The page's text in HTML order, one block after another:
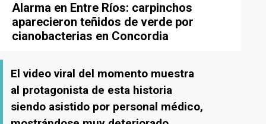
Alarma en Entre Ríos: carpinchos
aparecieron teñidos de verde por
cianobacterias en Concordia
El video viral del momento muestra
al protagonista de esta historia
siendo asistido por personal médico,